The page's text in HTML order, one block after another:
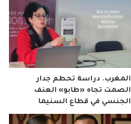
المغرب. دراسة تحطم جدار
الصمت تجاه «طابو» العنف
الجنسي في قطاع السنيما